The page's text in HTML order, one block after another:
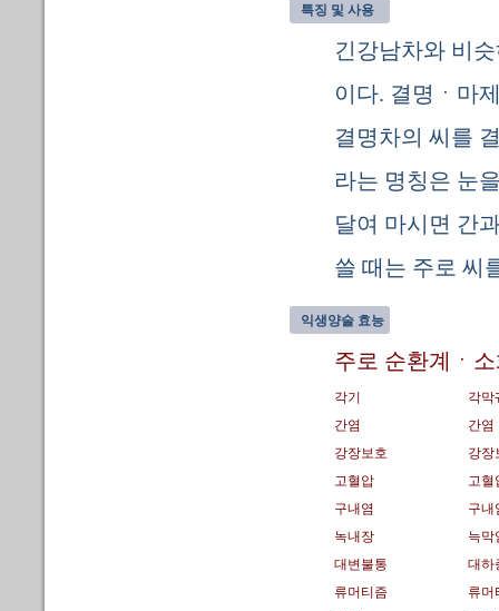
특징 및 사용
긴강남차와 비
이다. 결명ㆍ마
결명차의 씨를
라는 명칭은 눈
달여 마시면 간
쓸 때는 주로 씨
익생양술 효능
주로 순환계ㆍ
각기
각막
간염
간염
강장보호
강장
고혈압
고혈
구내염
구내
녹내장
늑막
대변불통
대하
류머티즘
류머